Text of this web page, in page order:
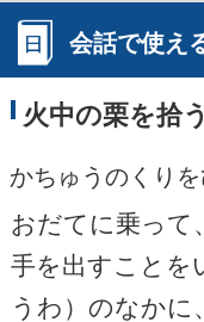
会話で使え
火中の栗を拾う
かちゅうのくりを
おだてに乗って
手を出すことを
うわ）のなかに